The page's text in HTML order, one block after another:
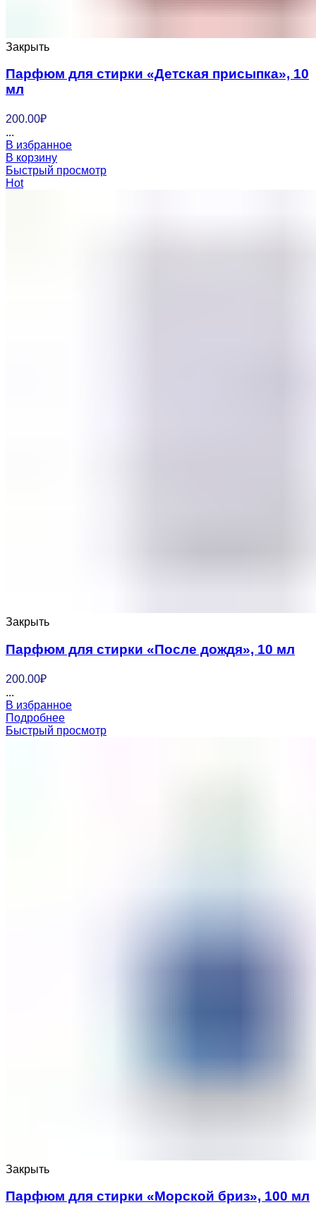
Закрыть
Парфюм для стирки «Детская присыпка», 10
мл
200.00₽
...
В избранное
В корзину
Быстрый просмотр
Hot
Закрыть
Парфюм для стирки «После дождя», 10 мл
200.00₽
...
В избранное
Подробнее
Быстрый просмотр
Закрыть
Парфюм для стирки «Морской бриз», 100 мл